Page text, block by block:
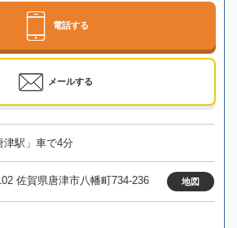
電話する
メールする
津駅」車で4分
佐賀県唐津市八幡町734-236 地図